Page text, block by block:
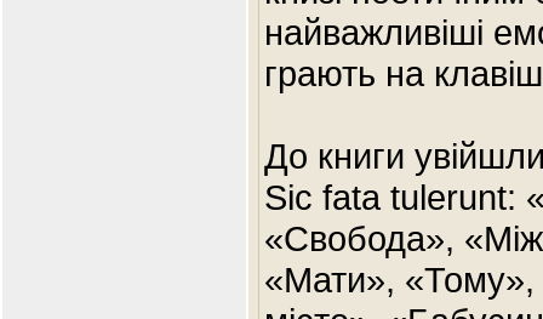
найважливіші
грають на
До книги
Sic fata tulerunt:
«Свобода»,
«Мати»,